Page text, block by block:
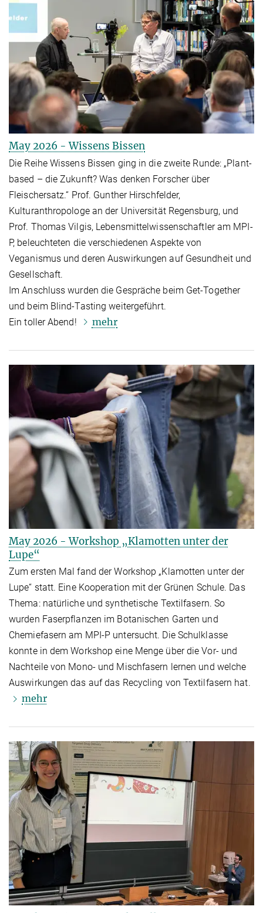
May 2026 - Wissens Bissen
Die Reihe Wissens Bissen ging in die zweite Runde: „Plant-
based – die Zukunft? Was denken Forscher über
Fleischersatz.“ Prof. Gunther Hirschfelder,
Kulturanthropologe an der Universität Regensburg, und
Prof. Thomas Vilgis, Lebensmittelwissenschaftler am MPI-
P, beleuchteten die verschiedenen Aspekte von
Veganismus und deren Auswirkungen auf Gesundheit und
Gesellschaft.
Im Anschluss wurden die Gespräche beim Get-Together
und beim Blind-Tasting weitergeführt.
Ein toller Abend!
mehr
May 2026 - Workshop „Klamotten unter der
Lupe“
Zum ersten Mal fand der Workshop „Klamotten unter der
Lupe“ statt. Eine Kooperation mit der Grünen Schule. Das
Thema: natürliche und synthetische Textilfasern. So
wurden Faserpflanzen im Botanischen Garten und
Chemiefasern am MPI-P untersucht. Die Schulklasse
konnte in dem Workshop eine Menge über die Vor- und
Nachteile von Mono- und Mischfasern lernen und welche
Auswirkungen das auf das Recycling von Textilfasern hat.
mehr